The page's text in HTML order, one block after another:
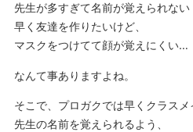
先生が多すぎて名前が覚えられない
早く友達を作りたいけど、
マスクをつけてて顔が覚えにくい…
なんて事ありますよね。
そこで、プロガクでは早くクラスメ
先生の名前を覚えられるよう、